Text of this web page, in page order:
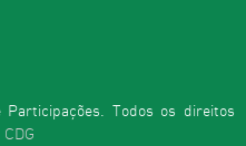
Participações. Todos os direitos